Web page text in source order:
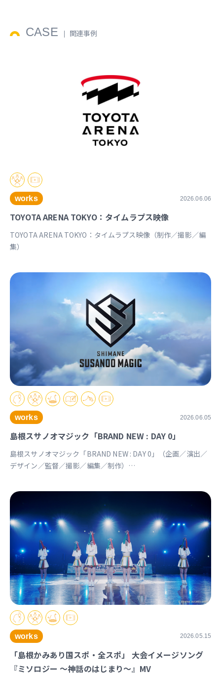
CASE 関連事例
works 2026.06.06
TOYOTA ARENA TOKYO：タイムラプス映像
TOYOTA ARENA TOKYO：タイムラプス映像（制作／撮影／編
集）
works 2026.06.05
島根スサノオマジック「BRAND NEW : DAY 0」
島根スサノオマジック「BRAND NEW : DAY 0」（企画／演出／
デザイン／監督／撮影／編集／制作）
works 2026.05.15
「島根かみあり国スポ・全スポ」 大会イメージソング
『ミソロジー ～神話のはじまり～』MV